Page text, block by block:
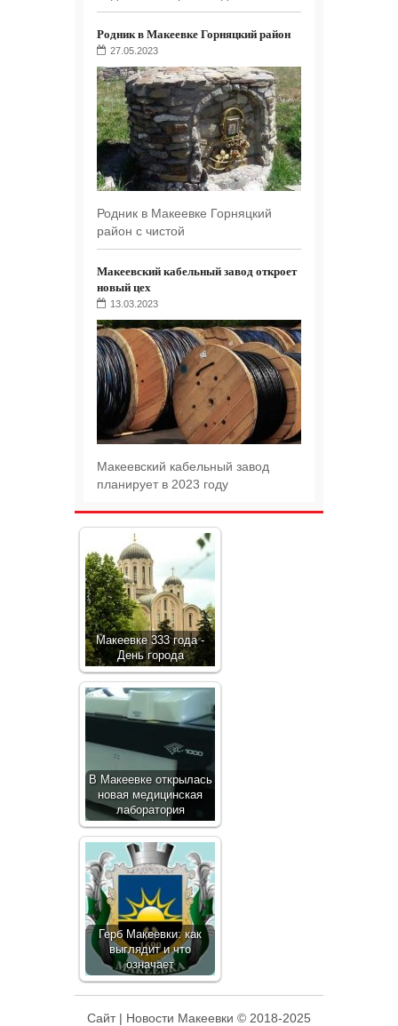
Родник в Макеевке Горняцкий район
27.05.2023
Родник в Макеевке Горняцкий
район с чистой
Макеевский кабельный завод откроет
новый цех
13.03.2023
Макеевский кабельный завод
планирует в 2023 году
Макеевке 333 года -
День города
В Макеевке открылась
новая медицинская
лаборатория
Герб Макеевки: как
выглядит и что
означает
Сайт | Новости Макеевки © 2018-2025